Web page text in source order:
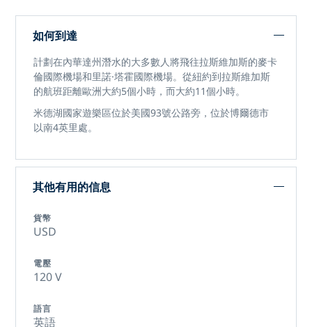
如何到達
計劃在內華達州潛水的大多數人將飛往拉斯維加斯的麥卡
倫國際機場和里諾·塔霍國際機場。從紐約到拉斯維加斯
的航班距離歐洲大約5個小時，而大約11個小時。
米德湖國家遊樂區位於美國93號公路旁，位於博爾德市
以南4英里處。
其他有用的信息
貨幣
USD
電壓
120 V
語言
英語